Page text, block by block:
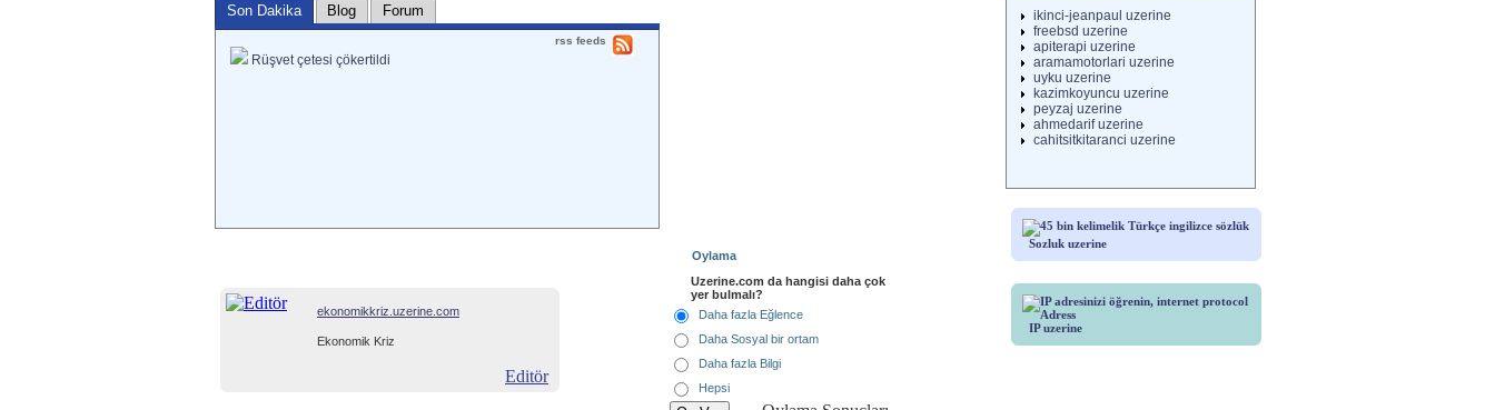
Son Dakika Blog Forum
rss feeds
Rüşvet çetesi çökertildi
ekonomikkriz.uzerine.com
Ekonomik Kriz
Editör
Oylama
Uzerine.com da hangisi daha çok
yer bulmalı?
Daha fazla Eğlence
Daha Sosyal bir ortam
Daha fazla Bilgi
Hepsi
ikinci-jeanpaul uzerine
freebsd uzerine
apiterapi uzerine
aramamotorlari uzerine
uyku uzerine
kazimkoyuncu uzerine
peyzaj uzerine
ahmedarif uzerine
cahitsitkitaranci uzerine
Sozluk uzerine
IP uzerine